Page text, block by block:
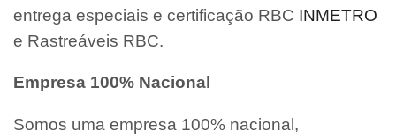
entrega especiais e certificação RBC INMETRO
e Rastreáveis RBC.
Empresa 100% Nacional
Somos uma empresa 100% nacional,